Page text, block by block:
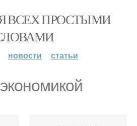
ВСЕХ ПРОСТЫМИ
новости статьи